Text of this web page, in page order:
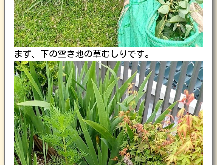
まず、下の空き地の草むしりです。